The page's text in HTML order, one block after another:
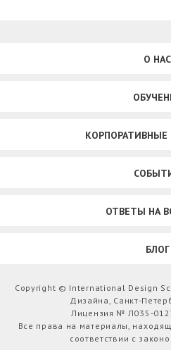
О НАС
ОТВЕТЫ НА
БЛОГ
Copyright © International Design
Дизайна, Санкт-
Лицензия № Л035-
Все права на материалы,
соответствии с